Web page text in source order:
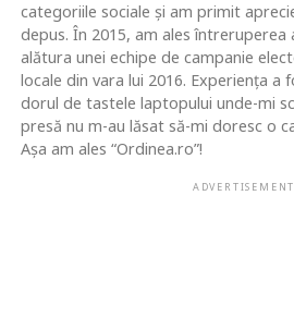
categoriile sociale și am primit
depus. În 2015, am ales
alătura unei echipe de campanie
locale din vara lui 2016. Experiența a
dorul de tastele laptopului unde-mi
presă nu m-au lăsat să-mi doresc o
Așa am ales “Ordinea.ro”!
ADVERTISEMENT